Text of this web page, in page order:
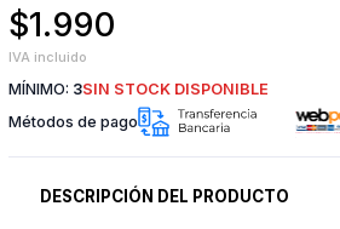
$1.990
IVA incluido
MÍNIMO: 3SIN STOCK DISPONIBLE
Métodos de pago
DESCRIPCIÓN DEL PRODUCTO